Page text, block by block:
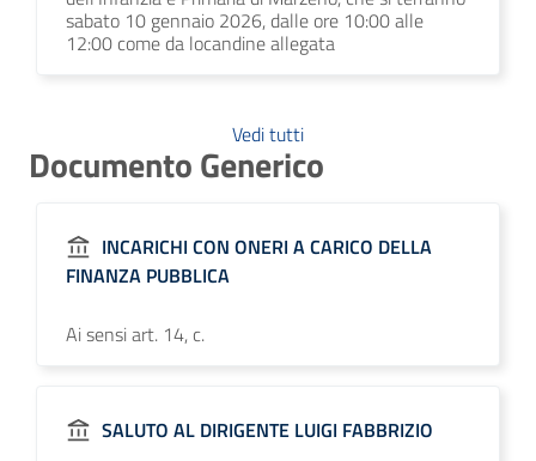
sabato 10 gennaio 2026, dalle ore 10:00 alle
12:00 come da locandine allegata
Vedi tutti
Documento Generico
INCARICHI CON ONERI A CARICO DELLA
FINANZA PUBBLICA
Ai sensi art. 14, c.
SALUTO AL DIRIGENTE LUIGI FABBRIZIO